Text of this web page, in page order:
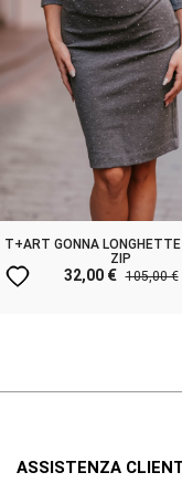
T+ART GONNA
ZIP
32,00 € 105,00 €
favorite
ASSISTENZA